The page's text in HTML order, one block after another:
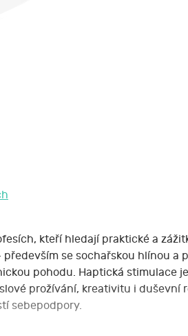
kteří hledají praktické a
se sochařskou hlínou
pohodu. Haptická stimulace
prožívání, kreativitu i duševní
sebepodpory.